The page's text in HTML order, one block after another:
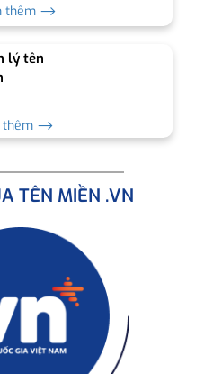
thêm ⟶
lý tên
thêm ⟶
TÊN MIỀN .VN